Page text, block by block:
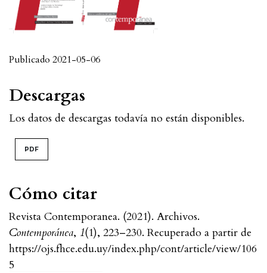
Publicado 2021-05-06
Cómo citar
Revista Contemporanea. (2021). Archivos.
Contemporánea, 1(1), 223–230. Recuperado a partir de
https://ojs.fhce.edu.uy/index.php/cont/article/view/106
5
PDF
Descargas
Los datos de descargas todavía no están disponibles.